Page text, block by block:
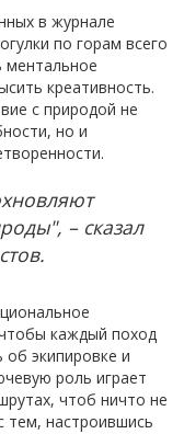
в журнале
по горам всего
ментальное
креативность.
с природой не
но и
– сказал
каждый поход
экипировке и
роль играет
чтоб ничто не
тем, настроившись